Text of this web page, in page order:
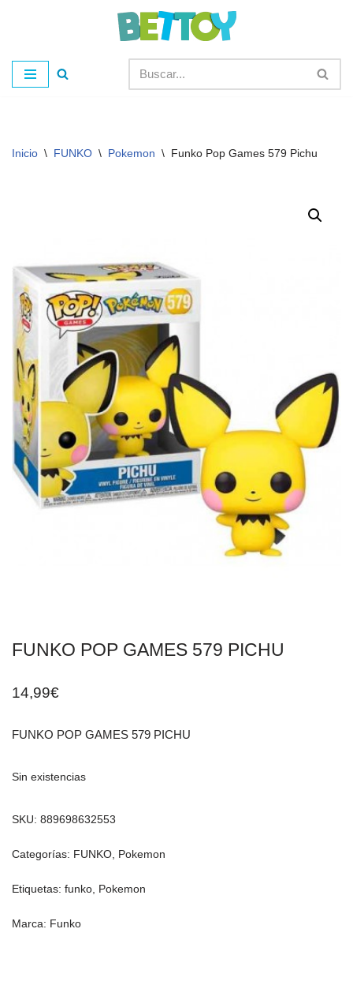
al
contenido
Inicio \ FUNKO \ Pokemon \ Funko Pop Games 579 Pichu
FUNKO POP GAMES 579 PICHU
14,99€
FUNKO POP GAMES 579 PICHU
Sin existencias
SKU: 889698632553
Categorías: FUNKO Pokemon
Etiquetas: funko Pokemon
Marca: Funko